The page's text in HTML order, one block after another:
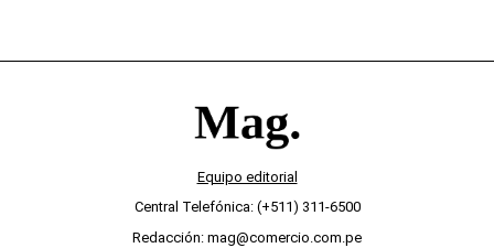
Equipo editorial
Central Telefónica: (+511) 311-6500
Redacción: mag@comercio.com.pe